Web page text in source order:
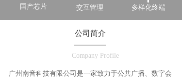
n
国产芯片 交互管理 多样化终端
公司简介
Company Profile
广州南音科技有限公司是一家致力于公共广播、数字会